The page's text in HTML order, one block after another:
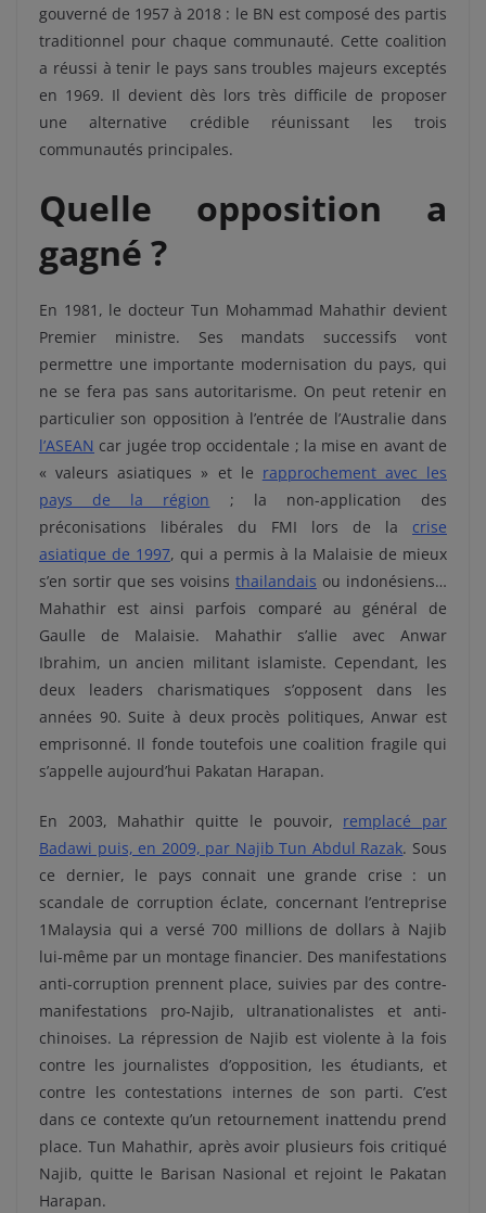
gouverné de 1957 à 2018 : le BN est composé des partis
traditionnel pour chaque communauté. Cette coalition
a réussi à tenir le pays sans troubles majeurs exceptés
en 1969. Il devient dès lors très difficile de proposer
une alternative crédible réunissant les trois
communautés principales.
Quelle opposition a
gagné ?
En 1981, le docteur Tun Mohammad Mahathir devient
Premier ministre. Ses mandats successifs vont
permettre une importante modernisation du pays, qui
ne se fera pas sans autoritarisme. On peut retenir en
particulier son opposition à l’entrée de l’Australie dans
l’ASEAN car jugée trop occidentale ; la mise en avant de
« valeurs asiatiques » et le rapprochement avec les
pays de la région ; la non-application des
préconisations libérales du FMI lors de la crise
asiatique de 1997, qui a permis à la Malaisie de mieux
s’en sortir que ses voisins thailandais ou indonésiens…
Mahathir est ainsi parfois comparé au général de
Gaulle de Malaisie. Mahathir s’allie avec Anwar
Ibrahim, un ancien militant islamiste. Cependant, les
deux leaders charismatiques s’opposent dans les
années 90. Suite à deux procès politiques, Anwar est
emprisonné. Il fonde toutefois une coalition fragile qui
s’appelle aujourd’hui Pakatan Harapan.
En 2003, Mahathir quitte le pouvoir, remplacé par
Badawi puis, en 2009, par Najib Tun Abdul Razak. Sous
ce dernier, le pays connait une grande crise : un
scandale de corruption éclate, concernant l’entreprise
1Malaysia qui a versé 700 millions de dollars à Najib
lui-même par un montage financier. Des manifestations
anti-corruption prennent place, suivies par des contre-
manifestations pro-Najib, ultranationalistes et anti-
chinoises. La répression de Najib est violente à la fois
contre les journalistes d’opposition, les étudiants, et
contre les contestations internes de son parti. C’est
dans ce contexte qu’un retournement inattendu prend
place. Tun Mahathir, après avoir plusieurs fois critiqué
Najib, quitte le Barisan Nasional et rejoint le Pakatan
Harapan.